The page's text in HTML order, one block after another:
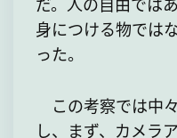
身につける物では
った。
この考察では中
し、まず、カメラ